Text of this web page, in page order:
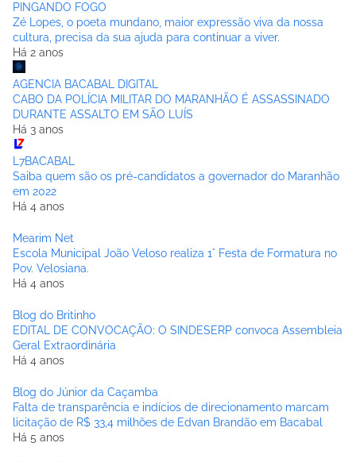
PINGANDO FOGO
Zé Lopes, o poeta mundano, maior expressão viva da nossa
cultura, precisa da sua ajuda para continuar a viver.
Há 2 anos
AGENCIA BACABAL DIGITAL
CABO DA POLÍCIA MILITAR DO MARANHÃO É ASSASSINADO
DURANTE ASSALTO EM SÃO LUÍS
Há 3 anos
L7BACABAL
Saiba quem são os pré-candidatos a governador do Maranhão
em 2022
Há 4 anos
Mearim Net
Escola Municipal João Veloso realiza 1° Festa de Formatura no
Pov. Velosiana.
Há 4 anos
Blog do Britinho
EDITAL DE CONVOCAÇÃO: O SINDESERP convoca Assembleia
Geral Extraordinária
Há 4 anos
Blog do Júnior da Caçamba
Falta de transparência e indícios de direcionamento marcam
licitação de R$ 33,4 milhões de Edvan Brandão em Bacabal
Há 5 anos